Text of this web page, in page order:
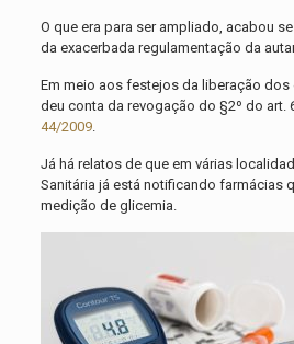
O que era para ser ampliado, acabou
da exacerbada regulamentação da
Em meio aos festejos da liberação dos
deu conta da revogação do §2º do art.
44/2009.
Já há relatos de que em várias
Sanitária já está notificando farmácias
medição de glicemia.